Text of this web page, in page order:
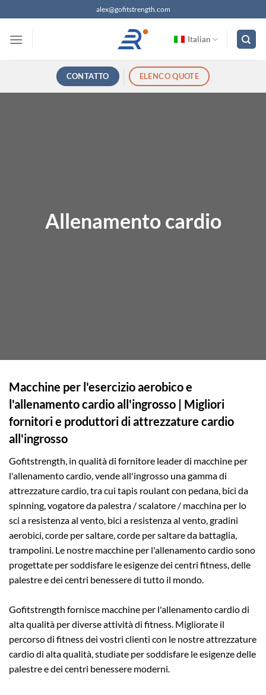
ai
contenuti
alex@gofitstrength.com
Italian
CONTATTO ELENCO QUOTE
Allenamento cardio
Macchine per l'esercizio aerobico e
l'allenamento cardio all'ingrosso | Migliori
fornitori e produttori di attrezzature cardio
all'ingrosso
Gofitstrength, in qualità di fornitore leader di macchine per
l'allenamento cardio, vende all'ingrosso una gamma di
attrezzature cardio, tra cui tapis roulant con pedana, bici da
spinning, vogatore da palestra / scalatore / macchina per lo
sci a resistenza al vento, bici a resistenza al vento, gradini
aerobici, corde per saltare, corde per saltare da battaglia,
trampolini. Le nostre macchine per l'allenamento cardio sono
progettate per soddisfare le esigenze dei centri fitness, delle
palestre e dei centri benessere di tutto il mondo.
Gofitstrength fornisce macchine per l'allenamento cardio di
alta qualità per diverse attività di fitness. Migliorate il
percorso di fitness dei vostri clienti con le nostre attrezzature
cardio di alta qualità, studiate per soddisfare le esigenze delle
palestre e dei centri benessere moderni.